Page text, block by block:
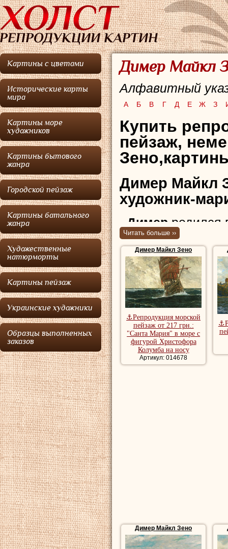
Картины с цветами
Исторические карты
мира
Картины море
художников
Картины бытового
жанра
Городской пейзаж
Картины батального
жанра
Художественные
натюрморты
Картины пейзаж
Украинские художники
Образцы выполненных
заказов
Димер Майкл
Алфавитный
А Б В Г Д Е Ж З
Купить
пейзаж,
Димер Майкл
художник-
Димер родился
в Мюнхенской
совершил
Италии,
Капри. Стал
написанным
В 1891 году
Немецкой
Гейдельберга. В
Саутгемптона в
Читать больше ››
Димер Майкл Зено
⚓Репродукция морской
пейзаж от 217 грн.:
"Санта Мария" в море с
фигурой Христофора
Колумба на носу
Артикул: 014678
Димер Майкл Зено